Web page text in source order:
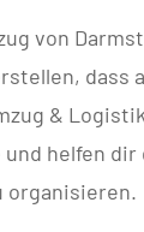
von
dass
&
helfen dir
organisieren.